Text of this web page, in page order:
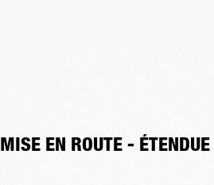
MISE EN ROUTE - ÉTENDUE